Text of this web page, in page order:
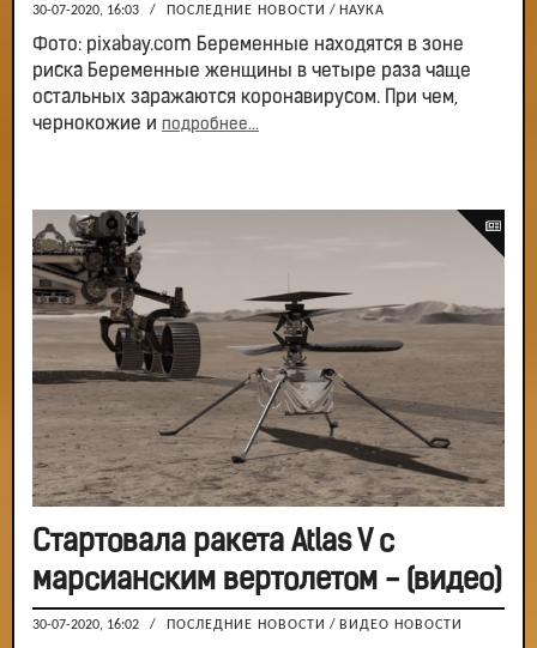
30-07-2020, 16:03 / ПОСЛЕДНИЕ НОВОСТИ / НАУКА
Фото: pixabay.com Беременные находятся в зоне
риска Беременные женщины в четыре раза чаще
остальных заражаются коронавирусом. При чем,
чернокожие и подробнее...
Стартовала ракета Atlas V с
марсианским вертолетом - (видео)
30-07-2020, 16:02 / ПОСЛЕДНИЕ НОВОСТИ / ВИДЕО НОВОСТИ